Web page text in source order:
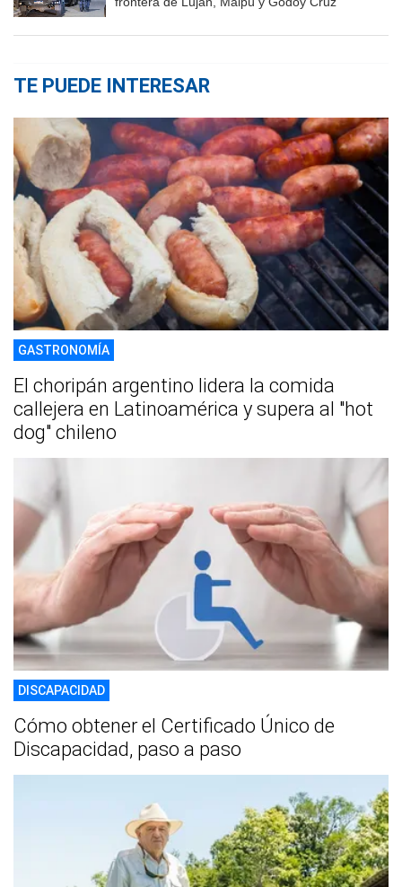
TE PUEDE INTERESAR
GASTRONOMÍA
El choripán argentino lidera la comida
callejera en Latinoamérica y supera al "hot
dog" chileno
DISCAPACIDAD
Cómo obtener el Certificado Único de
Discapacidad, paso a paso